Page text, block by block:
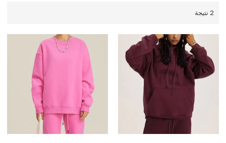
2 نتيجة